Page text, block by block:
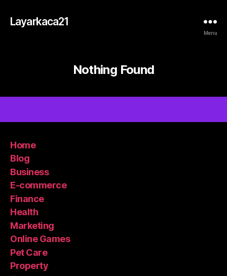
Layarkaca21
Menu
Nothing Found
Home
Blog
Business
E-commerce
Finance
Health
Marketing
Online Games
Pet Care
Property